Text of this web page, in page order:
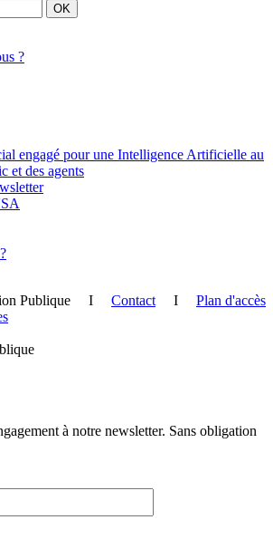
OK
?
engagé pour une Intelligence Artificielle au
et des agents
Publique I Contact I Plan d'accès
à notre newsletter. Sans obligation